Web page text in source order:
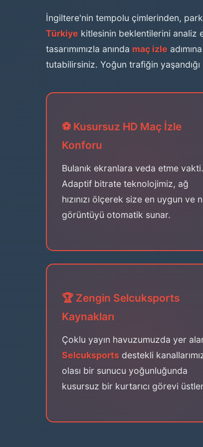
İngiltere'nin tempolu çimlerinden,
Türkiye kitlesinin beklentilerini analiz
tasarımımızla anında maç izle
tutabilirsiniz. Yoğun trafiğin
⚽ Kusursuz HD Maç İzle
Konforu
Bulanık ekranlara veda etme vakti.
Adaptif bitrate teknolojimiz, ağ
hızınızı ölçerek size en uygun ve
görüntüyü otomatik sunar.
🏆 Zengin Selcuksports
Kaynakları
Çoklu yayın havuzumuzda yer
Selcuksports destekli
olası bir sunucu yoğunluğunda
kusursuz bir kurtarıcı görevi